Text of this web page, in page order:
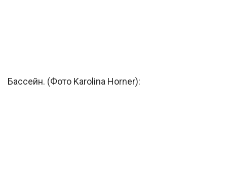
Бассейн. (Фото Karolina Horner):